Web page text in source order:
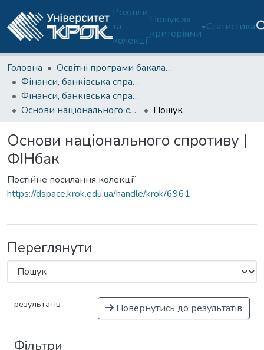
Розділи
та
колекції
Пошук за
критеріями
Статистика
Головна
Освітні програми бакалаврату
Фінанси, банківська справа, страхування та фондовий ринок (ОП 072/D2-Б)
Фінанси, банківська справа, страхування та фондовий ринок (ОП D2-Б)-2 курс
Основи національного спротиву | ФІНбак
Пошук
Основи національного спротиву |
ФІНбак
Постійне посилання колекції
https://dspace.krok.edu.ua/handle/krok/6961
Переглянути
результатів Повернутись до результатів
Фільтри